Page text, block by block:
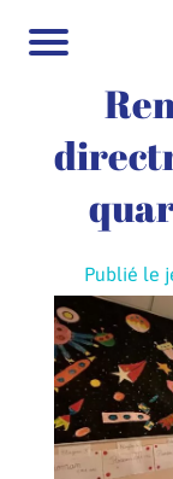
Publié le